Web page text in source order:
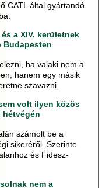
CATL által gyártandó
a XIV. kerületnek
Budapesten
ha valaki nem a
hanem egy másik
szavazni.
volt ilyen közös
hétvégén
számolt be a
sikeréről. Szerinte
és Fidesz-
nem a